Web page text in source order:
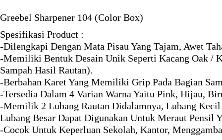
Greebel Sharpener 104 (Color Box)
Spesifikasi Product :
-Dilengkapi Dengan Mata Pisau Yang Tajam, Awet
-Memiliki Bentuk Desain Unik Seperti Kacang Oak /
Sampah Hasil Rautan).
-Berbahan Karet Yang Memiliki Grip Pada Bagian
-Tersedia Dalam 4 Varian Warna Yaitu Pink, Hijau,
-Memilik 2 Lubang Rautan Didalamnya, Lubang
Lubang Besar Dapat Digunakan Untuk Meraut Pensil
-Cocok Untuk Keperluan Sekolah, Kantor,